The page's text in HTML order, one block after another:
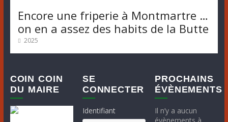
o
n
v
è
Encore une friperie à Montmartre …
on en a assez des habits de la Butte
2025
COIN COIN
DU MAIRE
SE
CONNECTER
Identifiant
PROCHAINS
ÉVÈNEMENTS
Il n’y a aucun